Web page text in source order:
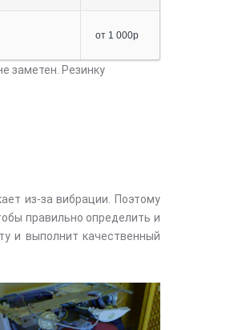
от 1 000р
заметен. Резинку
из-за вибрации. Поэтому
правильно определить и
и выполнит качественный